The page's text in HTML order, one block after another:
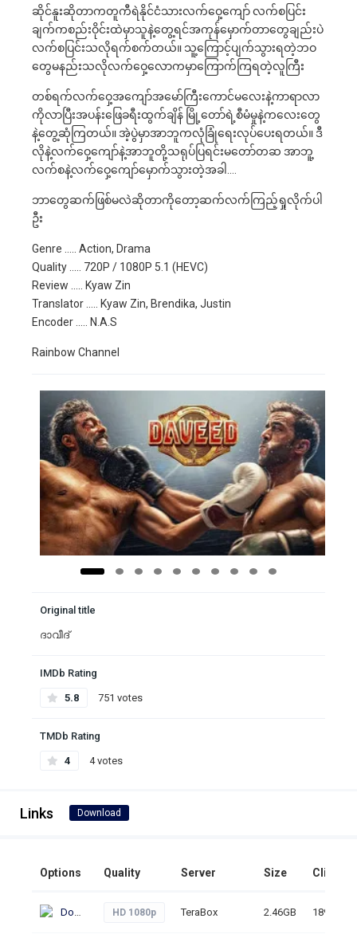
ဆိုင်နူးဆိုတာကတူကီရဲနိုင်ငံသားလက်ဝှေ့ကျော် လက်စပြင်း
ချက်ကစည်းဝိုင်းထဲမှာသူနဲ့တွေ့ရင်အကုန်မှောက်တာတွေချည်းပဲ
လက်စပြင်းသလိုရက်စက်တယ်။ သူ့ကြောင့်ပျက်သွားရတဲ့ဘဝ
တွေမနည်းသလိုလက်ဝှေ့လောကမှာကြောက်ကြရတဲ့လူကြီး
တစ်ရက်လက်ဝှေ့အကျော်အမော်ကြီးကောင်မလေးနဲ့ကာရာလာ
ကိုလာပြီးအပန်းဖြေခရီးထွက်ချိန် မြို့တော်ရဲ့စီမံမှုနဲ့ကလေးတွေ
နဲ့တွေ့ဆုံကြတယ်။ အဲ့ပွဲမှာအာဘူကလုံခြုံရေးလုပ်ပေးရတယ်။ ဒီ
လိုနဲ့လက်ဝှေ့ကျော်နဲ့အာဘူတို့သရုပ်ပြရင်းမတော်တဆ အာဘူ့
လက်စနဲ့လက်ဝှေ့ကျော်မှောက်သွားတဲ့အခါ….
ဘာတွေဆက်ဖြစ်မလဲဆိုတာကိုတော့ဆက်လက်ကြည့်ရှုလိုက်ပါ
ဦး
Genre ….. Action, Drama
Quality ….. 720P / 1080P 5.1 (HEVC)
Review ….. Kyaw Zin
Translator ….. Kyaw Zin, Brendika, Justin
Encoder ….. N.A.S
Rainbow Channel
Original title
ദാവീദ്
IMDb Rating
5.8 751 votes
TMDb Rating
4 4 votes
Links Download
Options Quality Server Size Clicks
Download HD 1080p TeraBox 2.46GB 189